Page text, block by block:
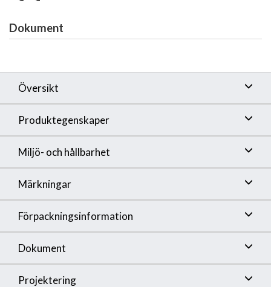
Dokument
Översikt
Produktegenskaper
Miljö- och hållbarhet
Märkningar
Förpackningsinformation
Dokument
Projektering